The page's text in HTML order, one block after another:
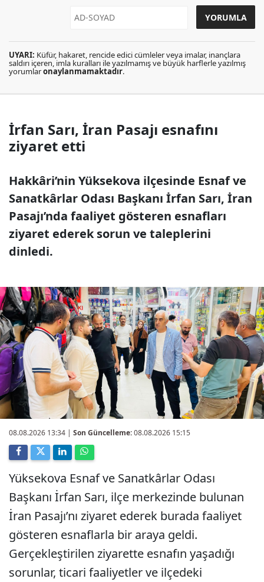
UYARI: Küfür, hakaret, rencide edici cümleler veya imalar, inançlara
saldırı içeren, imla kuralları ile yazılmamış ve büyük harflerle yazılmış
yorumlaronaylanmamaktadır.
İrfan Sarı, İran Pasajı esnafını
ziyaret etti
Hakkâri’nin Yüksekova ilçesinde Esnaf ve
Sanatkârlar Odası Başkanı İrfan Sarı, İran
Pasajı’nda faaliyet gösteren esnafları
ziyaret ederek sorun ve taleplerini
dinledi.
08.08.2026 13:34 | Son Güncelleme:08.08.2026 15:15
Yüksekova Esnaf ve Sanatkârlar Odası
Başkanı İrfan Sarı, ilçe merkezinde bulunan
İran Pasajı’nı ziyaret ederek burada faaliyet
gösteren esnaflarla bir araya geldi.
Gerçekleştirilen ziyarette esnafın yaşadığı
sorunlar, ticari faaliyetler ve ilçedeki